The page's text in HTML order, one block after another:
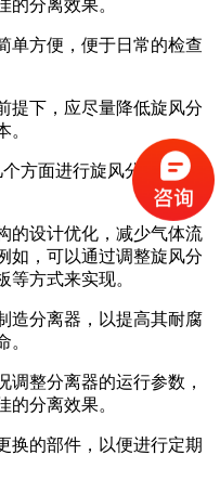
的分离效果。
单方便，便于日常的检查
提下，应尽量降低旋风分
。
方面进行旋风分离器的设
的设计优化，减少气体流
如，可以通过调整旋风分
等方式来实现。
造分离器，以提高其耐腐
。
调整分离器的运行参数，
的分离效果。
换的部件，以便进行定期